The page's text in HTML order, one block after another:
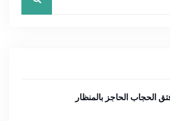
الحجاب الحاجز بالمنظار